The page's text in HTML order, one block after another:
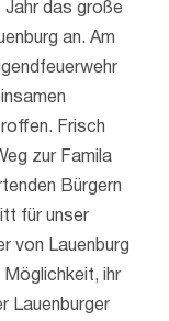
das große
an. Am
Frisch
zur Famila
Bürgern
für unser
von Lauenburg
Möglichkeit, ihr
Lauenburger